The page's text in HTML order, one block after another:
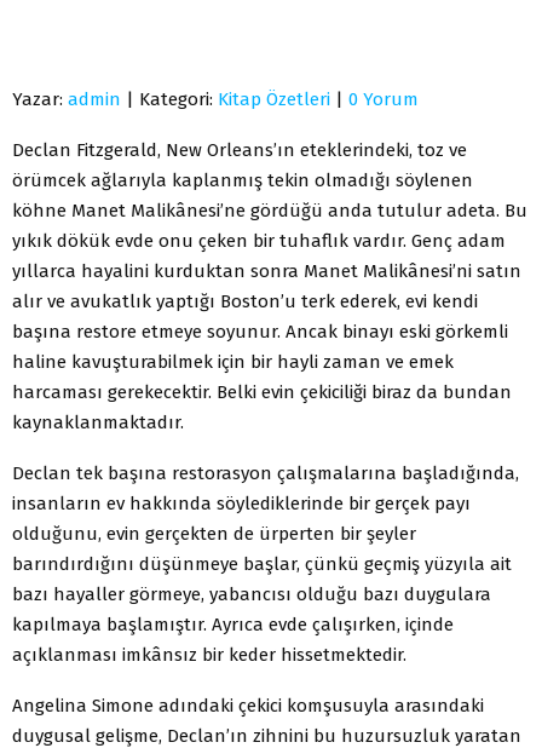
Yazar: admin | Kategori: Kitap Özetleri | 0 Yorum
Declan Fitzgerald, New Orleans’ın eteklerindeki, toz ve
örümcek ağlarıyla kaplanmış tekin olmadığı söylenen
köhne Manet Malikânesi’ne gördüğü anda tutulur adeta. Bu
yıkık dökük evde onu çeken bir tuhaflık vardır. Genç adam
yıllarca hayalini kurduktan sonra Manet Malikânesi’ni satın
alır ve avukatlık yaptığı Boston’u terk ederek, evi kendi
başına restore etmeye soyunur. Ancak binayı eski görkemli
haline kavuşturabilmek için bir hayli zaman ve emek
harcaması gerekecektir. Belki evin çekiciliği biraz da bundan
kaynaklanmaktadır.
Declan tek başına restorasyon çalışmalarına başladığında,
insanların ev hakkında söylediklerinde bir gerçek payı
olduğunu, evin gerçekten de ürperten bir şeyler
barındırdığını düşünmeye başlar, çünkü geçmiş yüzyıla ait
bazı hayaller görmeye, yabancısı olduğu bazı duygulara
kapılmaya başlamıştır. Ayrıca evde çalışırken, içinde
açıklanması imkânsız bir keder hissetmektedir.
Angelina Simone adındaki çekici komşusuyla arasındaki
duygusal gelişme, Declan’ın zihnini bu huzursuzluk yaratan